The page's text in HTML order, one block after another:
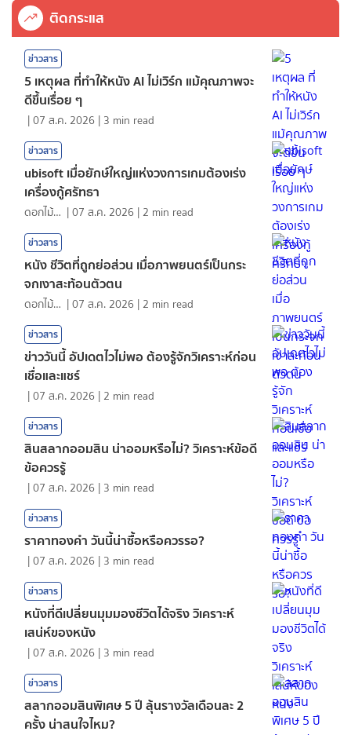
ติดกระแส
ข่าวสาร
5 เหตุผล ที่ทำให้หนัง AI ไม่เวิร์ก แม้คุณภาพจะ
ดีขึ้นเรื่อย ๆ
|07 ส.ค. 2026 | 3 min read
ข่าวสาร
ubisoft เมื่อยักษ์ใหญ่แห่งวงการเกมต้องเร่ง
เครื่องกู้ศรัทธา
ดอกไม้กับสายน้ำ |07 ส.ค. 2026 | 2 min read
ข่าวสาร
หนัง ชีวิตที่ถูกย่อส่วน เมื่อภาพยนตร์เป็นกระ
จกเงาสะท้อนตัวตน
ดอกไม้กับสายน้ำ |07 ส.ค. 2026 | 2 min read
ข่าวสาร
ข่าววันนี้ อัปเดตไวไม่พอ ต้องรู้จักวิเคราะห์ก่อน
เชื่อและแชร์
|07 ส.ค. 2026 | 2 min read
ข่าวสาร
สินสลากออมสิน น่าออมหรือไม่? วิเคราะห์ข้อดี
ข้อควรรู้
|07 ส.ค. 2026 | 3 min read
ข่าวสาร
ราคาทองคํา วันนี้น่าซื้อหรือควรรอ?
|07 ส.ค. 2026 | 3 min read
ข่าวสาร
หนังที่ดีเปลี่ยนมุมมองชีวิตได้จริง วิเคราะห์
เสน่ห์ของหนัง
|07 ส.ค. 2026 | 3 min read
ข่าวสาร
สลากออมสินพิเศษ 5 ปี ลุ้นรางวัลเดือนละ 2
ครั้ง น่าสนใจไหม?